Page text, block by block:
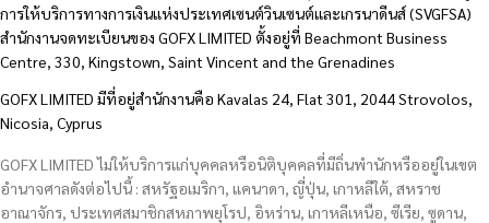
การให้บริการทางการเงินแห่งประเทศเซนต์วินเซนต์และเกรนาดีนส์ (SVGFSA)
สำนักงานจดทะเบียนของ GOFX LIMITED ตั้งอยู่ที่ Beachmont Business
Centre, 330, Kingstown, Saint Vincent and the Grenadines
GOFX LIMITED มีที่อยู่สำนักงานคือ Kavalas 24, Flat 301, 2044 Strovolos,
Nicosia, Cyprus
GOFX LIMITED ไม่ให้บริการแก่บุคคลหรือนิติบุคคลที่มีถิ่นพำนักหรืออยู่ในเขต
อำนาจศาลดังต่อไปนี้ : สหรัฐอเมริกา, แคนาดา, ญี่ปุ่น, เกาหลีใต้, สหราช
อาณาจักร, ประเทศสมาชิกสหภาพยุโรป, อิหร่าน, เกาหลีเหนือ, ซีเรีย, ซูดาน,